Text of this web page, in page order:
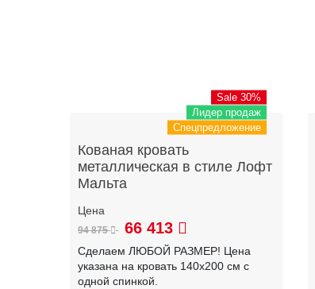
Sale 30%
Лидер продаж
Спецпредложение
Кованая кровать
металлическая в стиле Лофт
Мальта
94 875 66 413
Сделаем ЛЮБОЙ РАЗМЕР! Цена
указана на кровать 140х200 см с
одной спинкой.